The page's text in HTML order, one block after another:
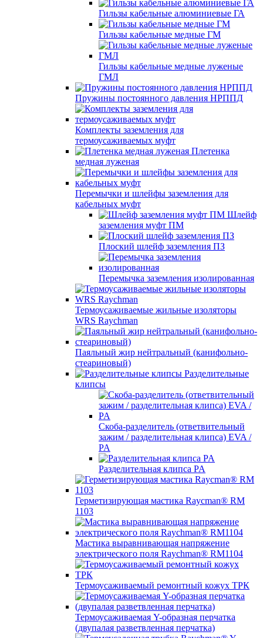
Гильзы кабельные алюминиевые ГА
Гильзы кабельные медные ГМ
Гильзы кабельные медные луженые
ГМЛ
Пружины постоянного давления НРППД
Комплекты заземления для
термоусаживаемых муфт
Плетенка
медная луженая
Перемычки и шлейфы заземления для
кабельных муфт
Шлейф
заземления муфт ПМ
Плоский шлейф заземления ПЗ
Перемычка заземления изолированная
Термоусаживаемые жильные изоляторы
WRS Raychman
Паяльный жир нейтральный (канифольно-
стеариновый)
Разделительные
клипсы
Скоба-разделитель (ответвительный
зажим / разделительная клипса) EVA /
PA
Разделительная клипса PA
Герметизирующая мастика Raycman® RM
1103
Мастика выравнивающая напряжение
электрического поля Raychman® RM1104
Термоусаживаемый ремонтный кожух ТРК
Термоусаживаемая Y-образная перчатка
(двупалая разветвленная перчатка)